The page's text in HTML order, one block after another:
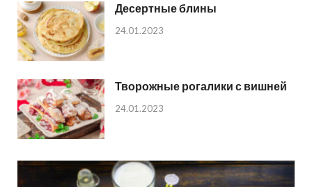
Десертные блины
24.01.2023
Творожные рогалики с вишней
24.01.2023